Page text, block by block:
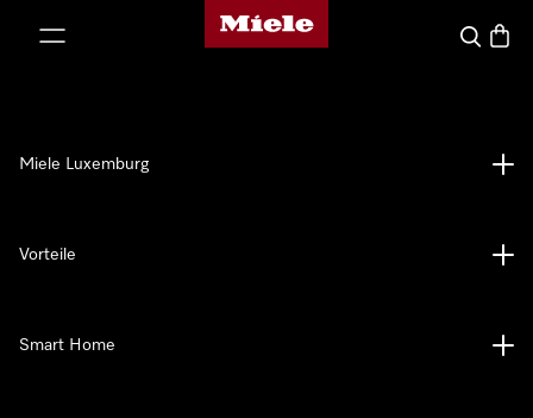
Miele-Homepage
Suche
Miele Luxemburg
Vorteile
Smart Home